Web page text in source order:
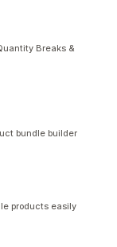
Breaks &
bundle builder
products easily